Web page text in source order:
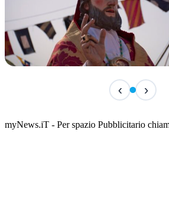
San Basso 2026 - il programma
‹ ›
myNews.iT - Per spazio Pubblicitario